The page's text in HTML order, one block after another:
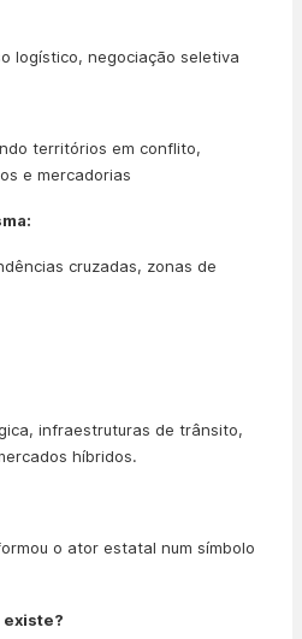
logístico, negociação seletiva
territórios em conflito,
e mercadorias
cruzadas, zonas de
infraestruturas de trânsito,
híbridos.
o ator estatal num símbolo
existe?